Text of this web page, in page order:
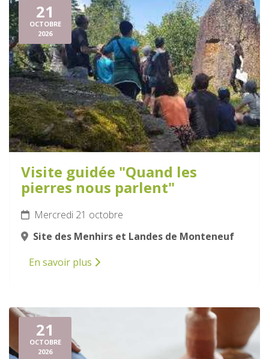
21
OCTOBRE
2026
Visite guidée "Quand les
pierres nous parlent"
Mercredi 21 octobre
Site des Menhirs et Landes de Monteneuf
En savoir plus
21
OCTOBRE
2026